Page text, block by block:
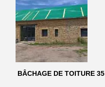
BÂCHAGE DE TOITURE 35